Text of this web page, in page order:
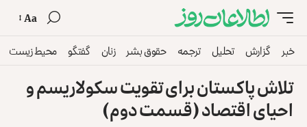
Aa
خبر گزارش تحلیل ترجمه حقوق بشر زنان گفتگو محیط زیست
تلاش پاکستان برای تقویت سکولاریسم و
احیای اقتصاد (قسمت دوم)